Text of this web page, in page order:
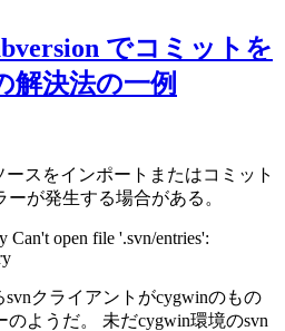
でコミットを
解決法の一例
ースをインポートまたはコミット
が発生する場合がある。
Can't open file '.svn/entries':
svnクライアントがcygwinのもの
ようだ。 未だcygwin環境のsvn